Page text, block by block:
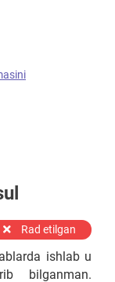
Rad etilgan
ishlab u
bilganman.